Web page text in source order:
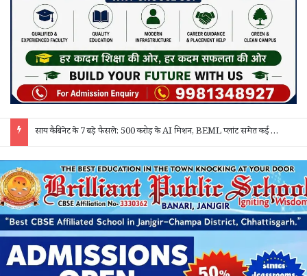
“बेसिक एजुकेशन और सीखने की क्षमता मजबूत होगी तो हर क्षेत्र में सफलता मिलेगी” – कलेक्टर